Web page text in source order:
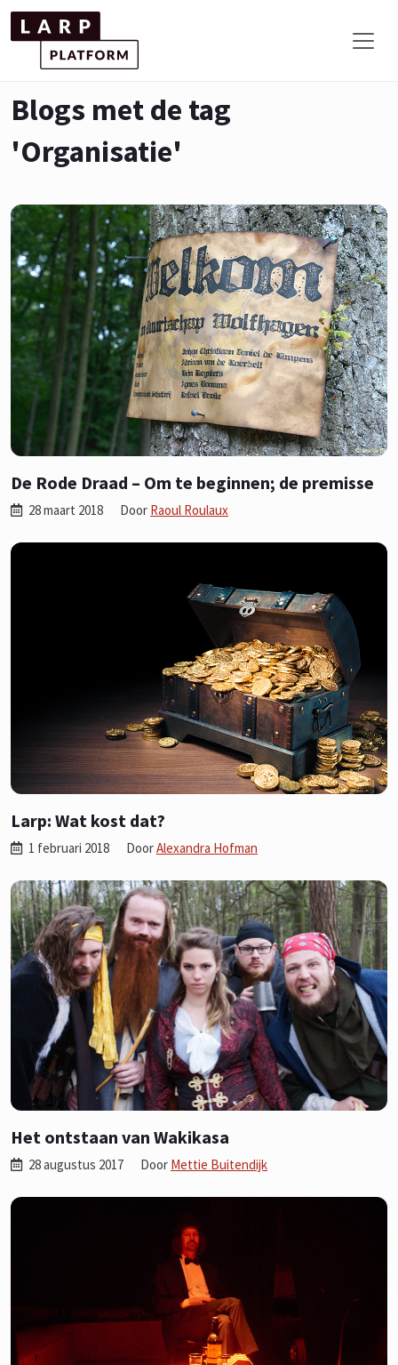
Blogs met de tag
'Organisatie'
De Rode Draad – Om te beginnen; de premisse
28 maart 2018 Door Raoul Roulaux
Larp: Wat kost dat?
1 februari 2018 DoorAlexandra Hofman
Het ontstaan van Wakikasa
28 augustus 2017 Door Mettie Buitendijk